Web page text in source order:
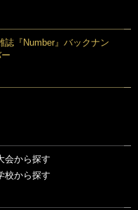
誌『Number』バックナン
会から探す
校から探す